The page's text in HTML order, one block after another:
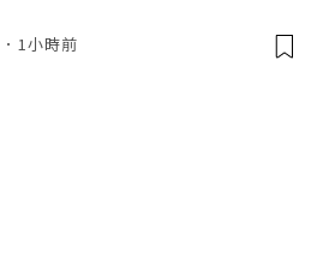
1小時前